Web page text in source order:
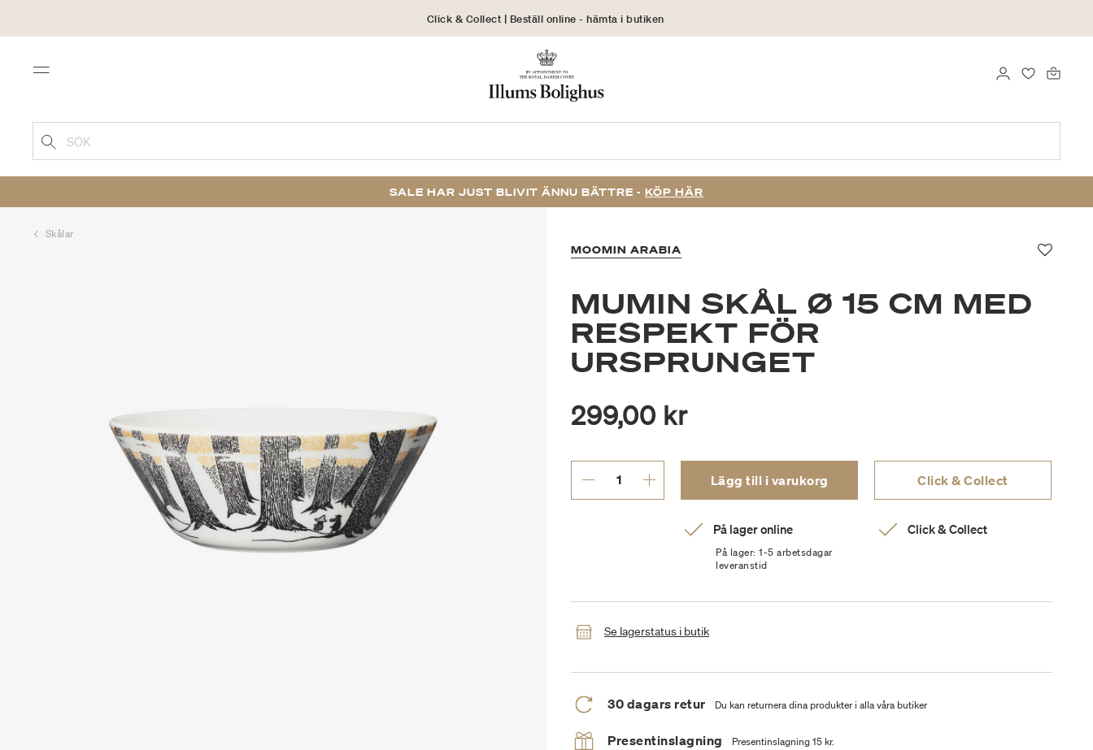
Click & Collect | Beställ online - hämta i butiken
30 dagars returrätt
Menu FAVORITER
LOGGA IN
SÖK
SALE HAR JUST BLIVIT ÄNNU BÄTTRE - KÖP HÄR
Skålar
MOOMIN ARABIA
MUMIN SKÅL Ø 15 CM MED
RESPEKT FÖR
URSPRUNGET
299,00 kr
Lägg till i varukorg Click & Collect
På lager online
På lager: 1-5 arbetsdagar
leveranstid
Click & Collect
Se lagerstatus i butik
30 dagars retur Du kan returnera dina produkter i alla våra butiker
Presentinslagning Presentinslagning 15 kr.